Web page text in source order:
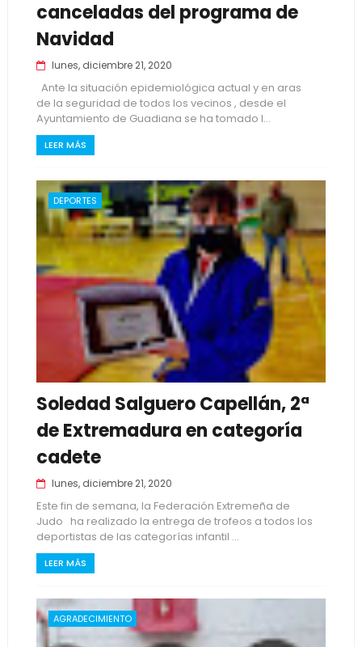
canceladas del programa de
Navidad
lunes, diciembre 21, 2020
Ante la situación epidemiológica actual y en aras
de la seguridad de todos los vecinos , desde el
Ayuntamiento de Guadiana se ha tomado l...
LEER MÁS
DEPORTES
Soledad Salguero Capellán, 2ª
de Extremadura en categoría
cadete
lunes, diciembre 21, 2020
Este fin de semana, la Federación Extremeña de
Judo ha realizado la entrega de trofeos a todos los
deportistas de las categorías infantil ...
LEER MÁS
AGRADECIMIENTO